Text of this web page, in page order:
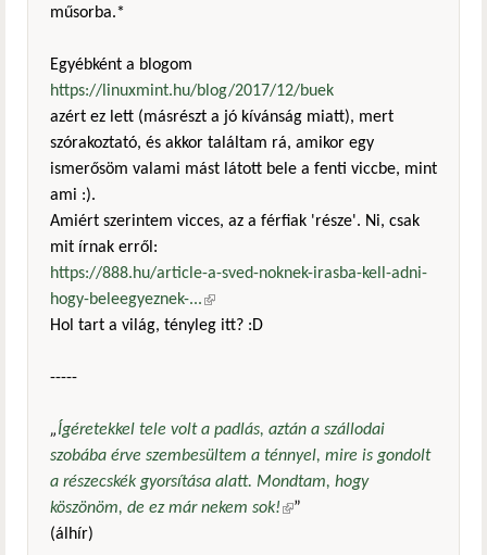
műsorba.*
Egyébként a blogom
https://linuxmint.hu/blog/2017/12/buek
azért ez lett (másrészt a jó kívánság miatt), mert
szórakoztató, és akkor találtam rá, amikor egy
ismerősöm valami mást látott bele a fenti viccbe, mint
ami :).
Amiért szerintem vicces, az a férfiak 'része'. Ni, csak
mit írnak erről:
https://888.hu/article-a-sved-noknek-irasba-kell-adni-
hogy-beleegyeznek-...(külső hivatkozás)
Hol tart a világ, tényleg itt? :D
-----
„Ígéretekkel tele volt a padlás, aztán a szállodai
szobába érve szembesültem a ténnyel, mire is gondolt
a részecskék gyorsítása alatt. Mondtam, hogy
köszönöm, de ez már nekem sok!(külső hivatkozás)
”
(álhír)